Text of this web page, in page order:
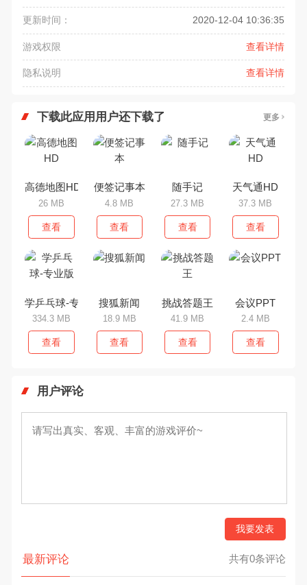
更新时间： 2020-12-04 10:36:35
游戏权限 查看详情
隐私说明 查看详情
下载此应用用户还下载了 更多
高德地图HD
26 MB
查看
便签记事本
4.8 MB
查看
随手记
27.3 MB
查看
天气通HD
37.3 MB
查看
学乒乓球-专业版
334.3 MB
查看
搜狐新闻
18.9 MB
查看
挑战答题王
41.9 MB
查看
会议PPT
2.4 MB
查看
用户评论
我要发表
最新评论 共有0条评论